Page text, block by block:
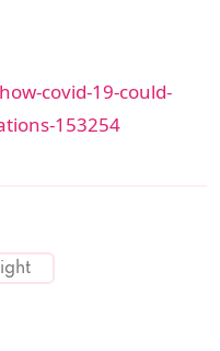
covid-19-could-
153254